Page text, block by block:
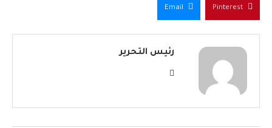
Pinterest
Email
رئيس التحرير